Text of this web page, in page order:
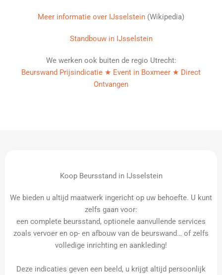
Meer informatie over IJsselstein (Wikipedia)
Standbouw in IJsselstein
We werken ook buiten de regio Utrecht:
Beurswand Prijsindicatie ★ Event in Boxmeer ★ Direct
Ontvangen
Koop Beursstand in IJsselstein
We bieden u altijd maatwerk ingericht op uw behoefte. U kunt
zelfs gaan voor:
een complete beursstand, optionele aanvullende services
zoals vervoer en op- en afbouw van de beurswand… of zelfs
volledige inrichting en aankleding!
Deze indicaties geven een beeld, u krijgt altijd persoonlijk